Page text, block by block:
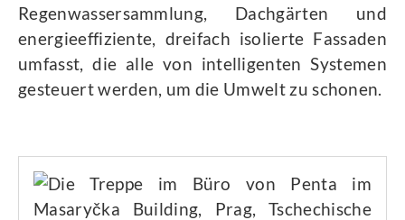
Regenwassersammlung, Dachgärten und
energieeffiziente, dreifach isolierte Fassaden
umfasst, die alle von intelligenten Systemen
gesteuert werden, um die Umwelt zu schonen.